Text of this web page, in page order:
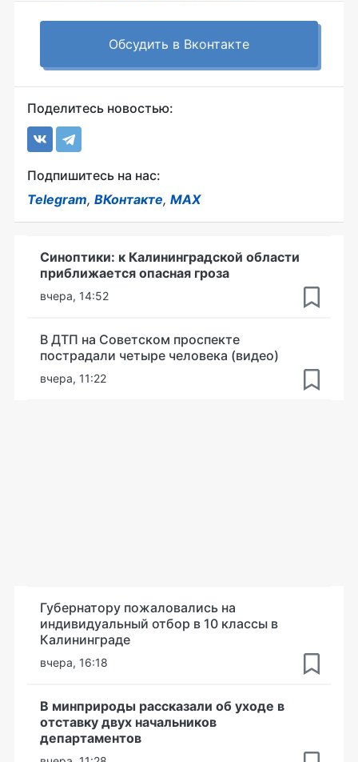
Обсудить в Вконтакте
Поделитесь новостью:
Подпишитесь на нас:
Telegram, ВКонтакте, MAX
Синоптики: к Калининградской области
приближается опасная гроза
вчера, 14:52
В ДТП на Советском проспекте
пострадали четыре человека (видео)
вчера, 11:22
Губернатору пожаловались на
индивидуальный отбор в 10 классы в
Калининграде
вчера, 16:18
В минприроды рассказали об уходе в
отставку двух начальников
департаментов